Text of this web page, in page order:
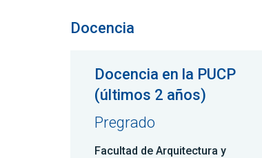
Docencia
Docencia en la PUCP
(últimos 2 años)
Pregrado
Facultad de Arquitectura y